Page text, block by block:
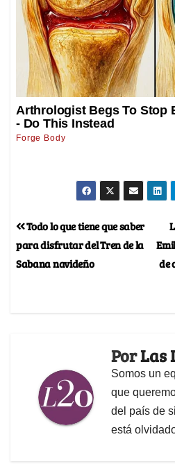
de
Todo lo que tiene que saber
para disfrutar del Tren de la
Sabana navideño
PorLas
Somos un
que
del país de
está